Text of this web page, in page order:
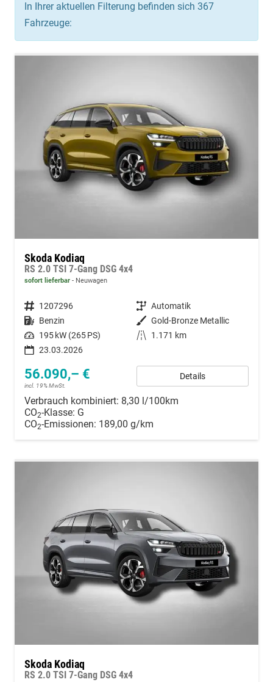
In Ihrer aktuellen Filterung befinden sich 367
Fahrzeuge:
Skoda Kodiaq
RS 2.0 TSI 7-Gang DSG 4x4
sofort lieferbar Neuwagen
Fahrzeugnummer 1207296 Getriebe Automatik
Kraftstoff Benzin Außenfarbe Gold-Bronze Metallic
Leistung 195 kW (265 PS) Kilometerstand
1.171 km
23.03.2026
56.090,– €
incl. 19% MwSt.
Details
Verbrauch kombiniert: 8,30 l/100km
CO2-Klasse: G
CO2-Emissionen: 189,00 g/km
Skoda Kodiaq
RS 2.0 TSI 7-Gang DSG 4x4